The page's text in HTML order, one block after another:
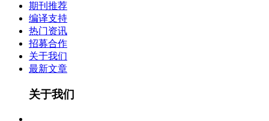
期刊推荐
编译支持
热门资讯
招募合作
关于我们
最新文章
关于我们